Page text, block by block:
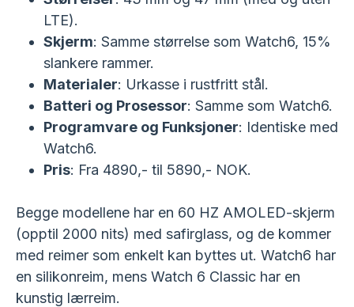
LTE).
Skjerm: Samme størrelse som Watch6, 15%
slankere rammer.
Materialer: Urkasse i rustfritt stål.
Batteri og Prosessor: Samme som Watch6.
Programvare og Funksjoner: Identiske med
Watch6.
Pris: Fra 4890,- til 5890,- NOK.
Begge modellene har en 60 HZ AMOLED-skjerm
(opptil 2000 nits) med safirglass, og de kommer
med reimer som enkelt kan byttes ut. Watch6 har
en silikonreim, mens Watch 6 Classic har en
kunstig lærreim.